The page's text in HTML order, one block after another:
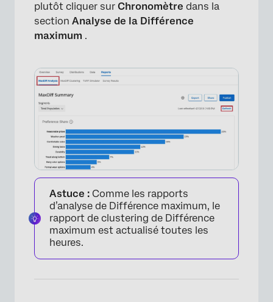
plutôt cliquer sur Chronomètre dans la
section Analyse de la Différence
maximum .
Astuce : Comme les rapports
d’analyse de Différence maximum, le
rapport de clustering de Différence
maximum est actualisé toutes les
heures.